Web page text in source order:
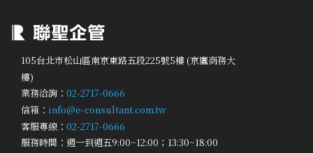
105台北市松山區南京東路五段225號5樓 (京鷹商務大
樓)
業務洽詢： 02-2717-0666
信箱： info@e-consultant.com.tw
客服專線： 02-2717-0666
服務時間：週一到週五9:00~12:00；13:30~18:00